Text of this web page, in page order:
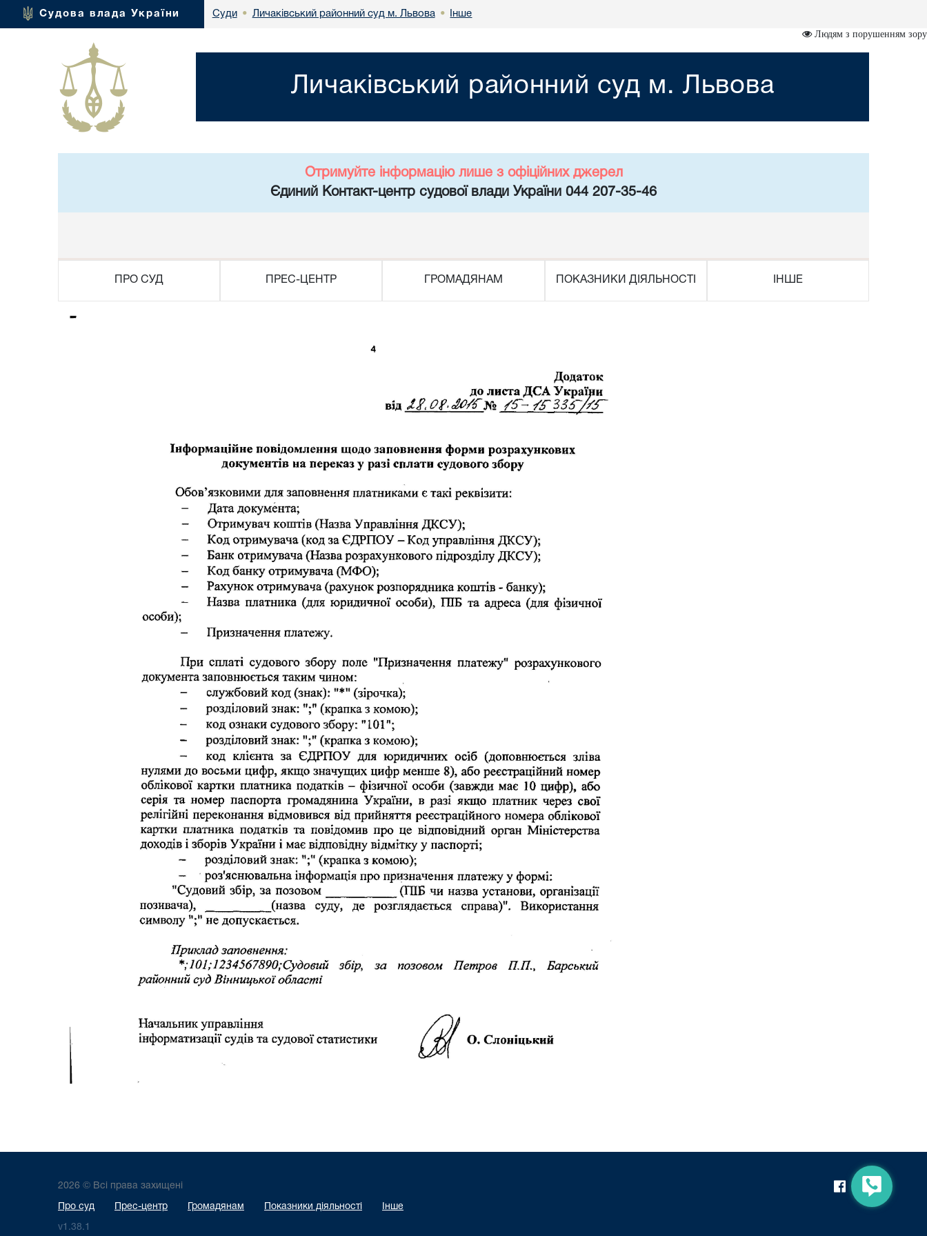
Судова влада України Суди • Личаківський районний суд м. Львова • Інше
Людям з порушенням зору
Личаківський районний суд м. Львова
Отримуйте інформацію лише з офіційних джерел
Єдиний Контакт-центр судової влади України 044 207-35-46
ПРО СУД ПРЕС-ЦЕНТР ГРОМАДЯНАМ ПОКАЗНИКИ ДІЯЛЬНОСТІ ІНШЕ
2026 © Всі права захищені
Про суд Прес-центр Громадянам Показники діяльності Інше
v1.38.1